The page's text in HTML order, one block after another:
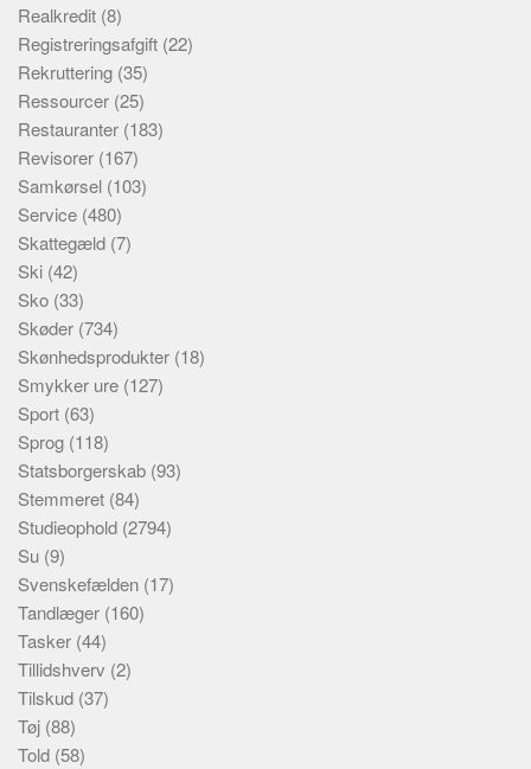
Realkredit (8)
Registreringsafgift (22)
Rekruttering (35)
Ressourcer (25)
Restauranter (183)
Revisorer (167)
Samkørsel (103)
Service (480)
Skattegæld (7)
Ski (42)
Sko (33)
Skøder (734)
Skønhedsprodukter (18)
Smykker ure (127)
Sport (63)
Sprog (118)
Statsborgerskab (93)
Stemmeret (84)
Studieophold (2794)
Su (9)
Svenskefælden (17)
Tandlæger (160)
Tasker (44)
Tillidshverv (2)
Tilskud (37)
Tøj (88)
Told (58)